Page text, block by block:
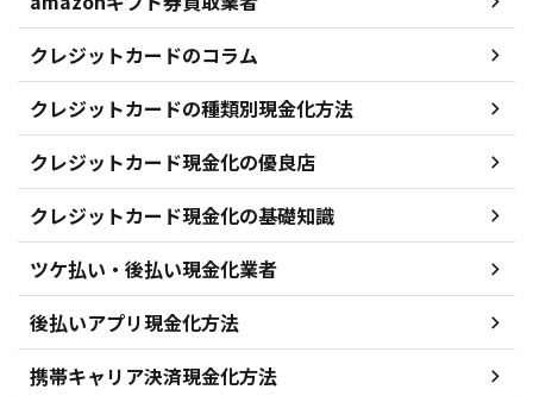
クレジットカードのコラム
クレジットカードの種類別現金化方法
クレジットカード現金化の優良店
クレジットカード現金化の基礎知識
ツケ払い・後払い現金化業者
後払いアプリ現金化方法
携帯キャリア決済現金化方法